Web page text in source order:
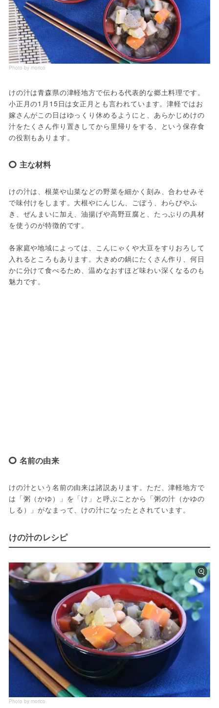
Photo by morico
けの汁は青森県の津軽地方で伝わる代表的な郷土料理です。
小正月の1月15日は女正月とも言われています。津軽ではお
嫁さんがこの日はゆっくり休めるようにと、あらかじめけの
汁をたくさん作り置きしてから里帰りをする、という保存食
の役割もあります。
主な材料
けの汁は、根菜や山菜などの野菜を細かく刻み、合わせみそ
で味付けをします。大根やにんじん、ごぼう、わらびやふ
き、ぜんまいに加え、油揚げや高野豆腐と、たっぷりの具材
を使うのが特徴的です。
各家庭や地域によっては、こんにゃくや大豆をすりおろして
入れるところもあります。大きめの鍋にたくさん作り、何日
かに分けて食べるため、温めなおすほど味わい深くなるのも
魅力です。
名前の由来
けの汁という名前の由来は諸説あります。ただ、津軽地方で
は「粥（かゆ）」を「け」と呼ぶことから「粥の汁（かゆの
しる）」がなまって、けの汁になったとされています。
けの汁のレシピ
Photo by morico